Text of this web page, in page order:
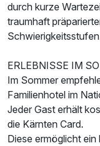
durch kurze
traumhaft
ERLEBNISSE IM
Im Sommer
Familienhotel im
Jeder Gast erhält
die Kärnten Card.
Diese ermöglicht